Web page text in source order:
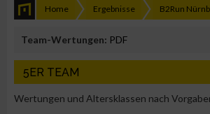
Home Ergebnisse B2Run
Team-Wertungen: PDF
5ER TEAM
Wertungen und Altersklassen nach